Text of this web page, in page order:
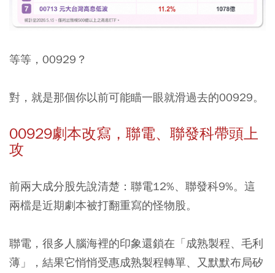
等等，00929？
對，就是那個你以前可能瞄一眼就滑過去的00929。
00929劇本改寫，聯電、聯發科帶頭上
攻
前兩大成分股先說清楚：聯電12%、聯發科9%。這
兩檔是近期劇本被打翻重寫的怪物股。
聯電，很多人腦海裡的印象還鎖在「成熟製程、毛利
薄」，結果它悄悄受惠成熟製程轉單、又默默布局矽